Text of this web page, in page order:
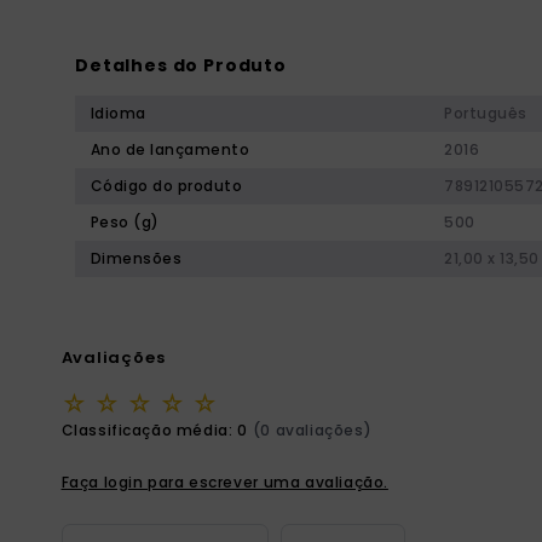
Detalhes do Produto
Idioma
Português
Ano de lançamento
2016
Código do produto
Peso (g)
500
Dimensões
21,00 x 13,50
Avaliações
☆ ☆ ☆ ☆ ☆
Classificação média: 0 (0 avaliações)
Faça login para escrever uma avaliação.